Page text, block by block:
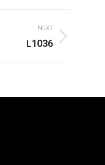
NEXT
L1036